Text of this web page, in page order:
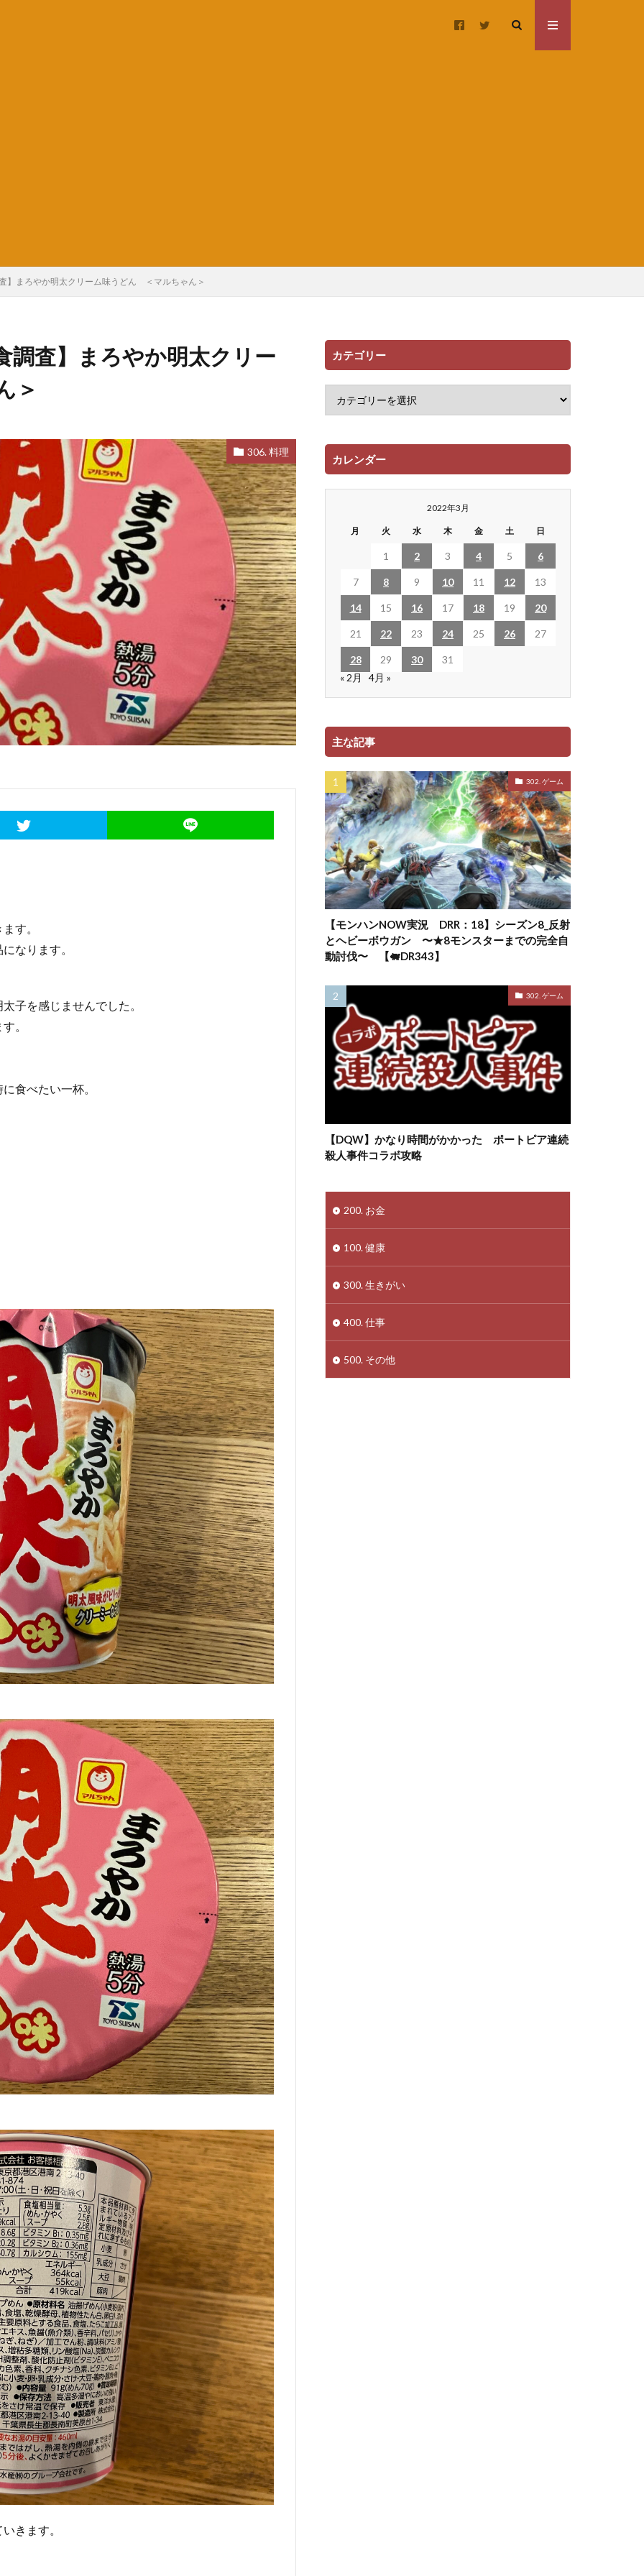
】まろやか明太クリーム味うどん ＜マルちゃん＞
調査】まろやか明太クリー
＞
306. 料理
す。
なります。
子を感じませんでした。
。
食べたい一杯。
きます。
カテゴリー
カレンダー
2022年3月
月 火 水 木 金 土 日
1 2 3 4 5 6
7 8 9 10 11 12 13
14 15 16 17 18 19 20
21 22 23 24 25 26 27
28 29 30
31
« 2月
4月 »
主な記事
302. ゲーム
【モンハンNOW実況 DRR：18】シーズン8_反射
とヘビーボウガン 〜★8モンスターまでの完全自
動討伐〜 【🐖DR343】
302. ゲーム
【DQW】かなり時間がかかった ポートピア連続
殺人事件コラボ攻略
200. お金
100. 健康
300. 生きがい
400. 仕事
500. その他